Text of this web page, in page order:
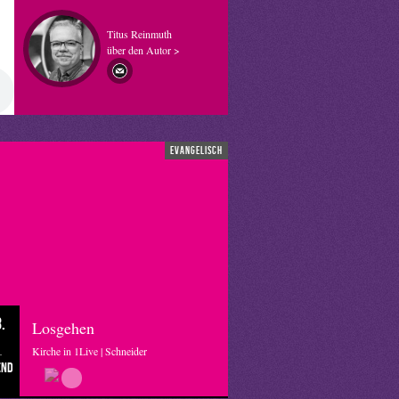
Titus Reinmuth
über den Autor >
evangelisch
Losgehen
Kirche in 1Live | Schneider